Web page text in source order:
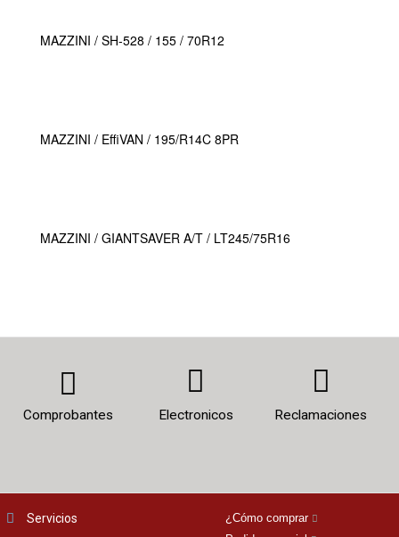
MAZZINI / SH-528 / 155 / 70R12
MAZZINI / EffiVAN / 195/R14C 8PR
MAZZINI / GIANTSAVER A/T / LT245/75R16
Comprobantes Electronicos Reclamaciones
Servicios
¿Cómo comprar